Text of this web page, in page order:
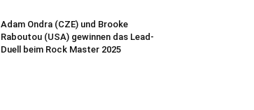
Adam Ondra (CZE) und Brooke
Raboutou (USA) gewinnen das Lead-
Duell beim Rock Master 2025